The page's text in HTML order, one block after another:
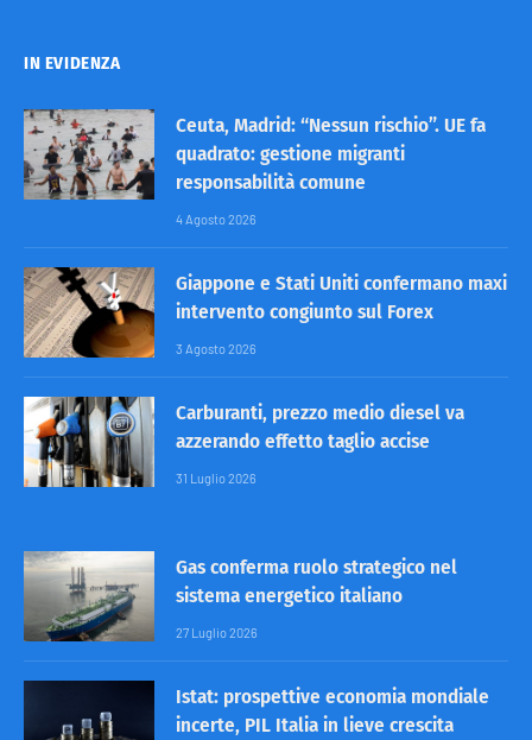
IN EVIDENZA
Ceuta, Madrid: “Nessun rischio”. UE fa
quadrato: gestione migranti
responsabilità comune
4 Agosto 2026
Giappone e Stati Uniti confermano maxi
intervento congiunto sul Forex
3 Agosto 2026
Carburanti, prezzo medio diesel va
azzerando effetto taglio accise
31 Luglio 2026
Gas conferma ruolo strategico nel
sistema energetico italiano
27 Luglio 2026
Istat: prospettive economia mondiale
incerte, PIL Italia in lieve crescita